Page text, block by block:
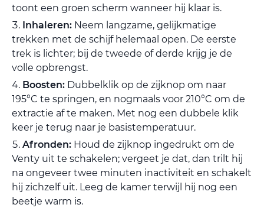
toont een groen scherm wanneer hij klaar is.
Inhaleren: Neem langzame, gelijkmatige
trekken met de schijf helemaal open. De eerste
trek is lichter; bij de tweede of derde krijg je de
volle opbrengst.
Boosten: Dubbelklik op de zijknop om naar
195°C te springen, en nogmaals voor 210°C om de
extractie af te maken. Met nog een dubbele klik
keer je terug naar je basistemperatuur.
Afronden: Houd de zijknop ingedrukt om de
Venty uit te schakelen; vergeet je dat, dan trilt hij
na ongeveer twee minuten inactiviteit en schakelt
hij zichzelf uit. Leeg de kamer terwijl hij nog een
beetje warm is.